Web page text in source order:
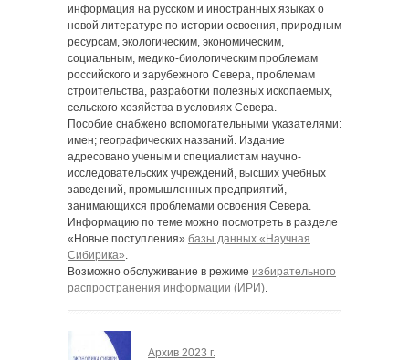
информация на русском и иностранных языках о
новой литературе по истории освоения, природным
ресурсам, экологическим, экономическим,
социальным, медико-биологическим проблемам
российского и зарубежного Севера, проблемам
строительства, разработки полезных ископаемых,
сельского хозяйства в условиях Севера.
Пособие снабжено вспомогательными указателями:
имен; географических названий. Издание
адресовано ученым и специалистам научно-
исследовательских учреждений, высших учебных
заведений, промышленных предприятий,
занимающихся проблемами освоения Севера.
Информацию по теме можно посмотреть в разделе
«Новые поступления» базы данных «Научная
Сибирика».
Возможно обслуживание в режиме избирательного
распространения информации (ИРИ).
Архив 2023 г.